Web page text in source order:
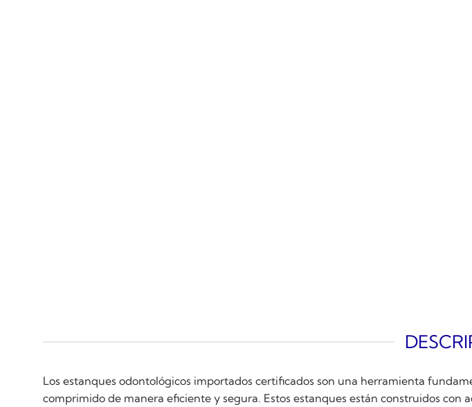
Los estanques odontológicos importados certificados son una herramienta
comprimido de manera eficiente y segura. Estos estanques están construidos